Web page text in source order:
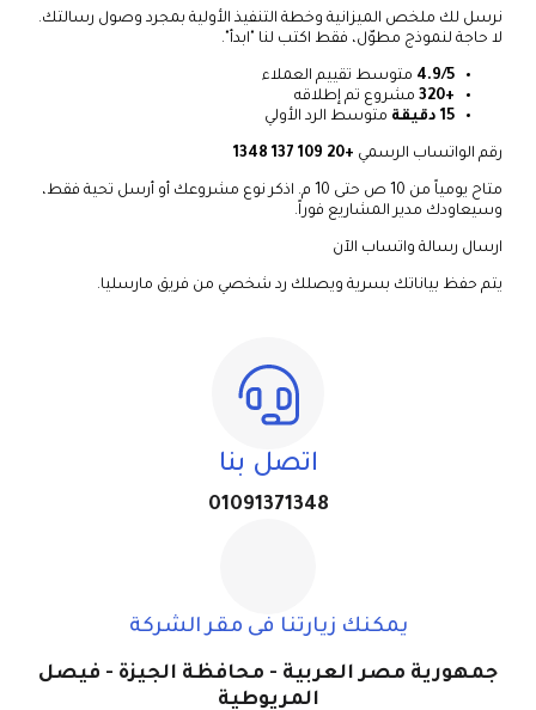
نرسل لك ملخص الميزانية وخطة التنفيذ الأولية بمجرد وصول رسالتك.
لا حاجة لنموذج مطوّل، فقط اكتب لنا "ابدأ".
4.9/5 متوسط تقييم العملاء
+320
مشروع تم إطلاقه
15 دقيقة
متوسط الرد الأولي
رقم الواتساب الرسمي +20 109 137 1348
متاح يومياً من 10 ص حتى 10 م. اذكر نوع مشروعك أو أرسل تحية فقط،
وسيعاودك مدير المشاريع فوراً.
ارسال رسالة واتساب الآن
يتم حفظ بياناتك بسرية ويصلك رد شخصي من فريق مارسليا.
اتصل بنا
01091371348
يمكنك زيارتنا فى مقر الشركة
جمهورية مصر العربية - محافظة الجيزة - فيصل
المريوطية